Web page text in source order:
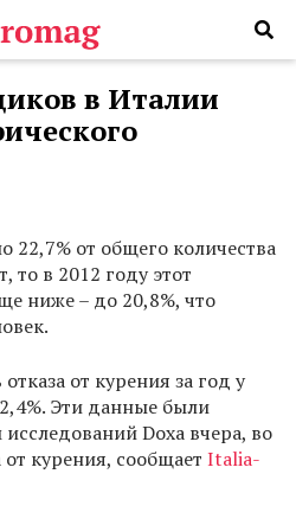
в Италии
22,7% от общего количества
то в 2012 году этот
ниже – до 20,8%, что
от курения за год у
Эти данные были
Doxa вчера, во
курения, сообщает Italia-